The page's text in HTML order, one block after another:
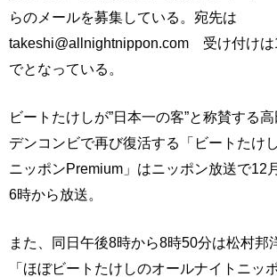
らのメールを募集している。宛先は
takeshi@allnightnippon.com 受け付けは
でとなっている。
ビートたけしが”日本一の客”と称賛する
デンコンビで再び復活する「ビートたけ
ニッポンPremium」はニッポン放送で12
6時から放送。
また、同日午後8時から8時50分は松村邦
「ほぼビートたけしのオールナイトニッ